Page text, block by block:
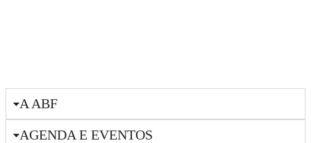
A ABF
AGENDA E EVENTOS